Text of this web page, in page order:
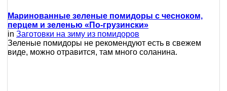
Маринованные зеленые помидоры с чесноком,
перцем и зеленью «По-грузински»
in Заготовки на зиму из помидоров
Зеленые помидоры не рекомендуют есть в свежем
виде, можно отравится, там много соланина.